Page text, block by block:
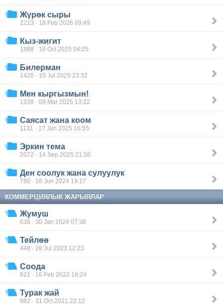
Жүрөк сыры
2213 · 18 Feb 2026 09:49
Кыз-жигит
1888 · 16 Oct 2025 04:05
Билерман
1420 · 10 Jul 2025 23:32
Мен кыргызмын!
1328 · 09 Mar 2025 13:22
Саясат жана коом
1131 · 17 Jun 2025 16:55
Эркин тема
2072 · 14 Sep 2025 21:26
Ден соолук жана сулуулук
790 · 18 Jun 2024 19:17
КОММЕРЦИЯЛЫК ЖАРЫЯЛАР
Жумуш
638 · 30 Jan 2024 07:38
Тейлөө
448 · 28 Jul 2023 12:23
Соода
821 · 16 Feb 2022 18:24
Турак жай
982 · 31 Oct 2021 22:12